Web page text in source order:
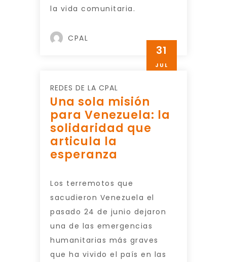
la vida comunitaria.
CPAL
31
JUL
REDES DE LA CPAL
Una sola misión
para Venezuela: la
solidaridad que
articula la
esperanza
Los terremotos que
sacudieron Venezuela el
pasado 24 de junio dejaron
una de las emergencias
humanitarias más graves
que ha vivido el país en las